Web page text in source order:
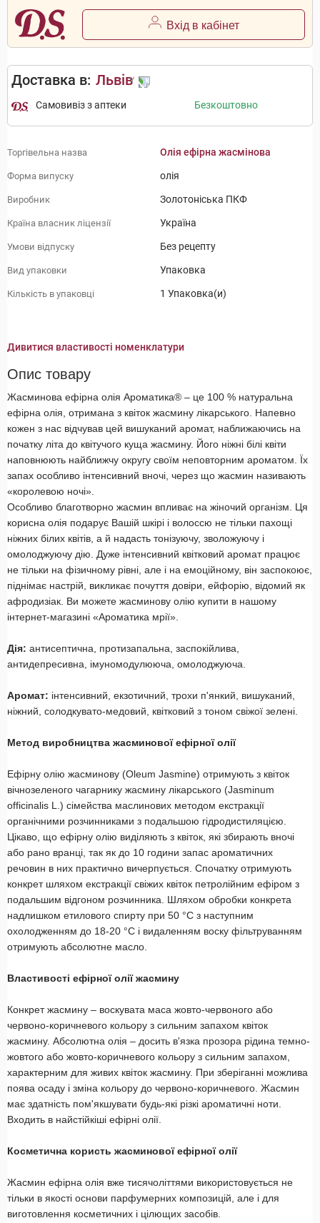
Вхід в кабінет
Доставка в: Львів
Самовивіз з аптеки Безкоштовно
Торгівельна назва Олія ефірна жасмінова
Форма випуску олія
Виробник Золотоніська ПКФ
Країна власник ліцензії Україна
Умови відпуску Без рецепту
Вид упаковки Упаковка
Кількість в упаковці 1 Упаковка(и)
Дивитися властивості номенклатури
Опис товару
Жасминова ефірна олія Ароматика® – це 100 % натуральна
ефірна олія, отримана з квіток жасмину лікарського. Напевно
кожен з нас відчував цей вишуканий аромат, наближаючись на
початку літа до квітучого куща жасмину. Його ніжні білі квіти
наповнюють найближчу округу своїм неповторним ароматом. Їх
запах особливо інтенсивний вночі, через що жасмин називають
«королевою ночі».
Особливо благотворно жасмин впливає на жіночий організм. Ця
корисна олія подарує Вашій шкірі і волоссю не тільки пахощі
ніжних білих квітів, а й надасть тонізуючу, зволожуючу і
омолоджуючу дію. Дуже інтенсивний квітковий аромат працює
не тільки на фізичному рівні, але і на емоційному, він заспокоює,
піднімає настрій, викликає почуття довіри, ейфорію, відомий як
афродизіак. Ви можете жасминову олію купити в нашому
інтернет-магазині «Ароматика мрії».
Дія: антисептична, протизапальна, заспокійлива,
антидепресивна, імуномодулююча, омолоджуюча.
Аромат: інтенсивний, екзотичний, трохи п'янкий, вишуканий,
ніжний, солодкувато-медовий, квітковий з тоном свіжої зелені.
Метод виробництва жасминової ефірної олії
Ефірну олію жасминову (Oleum Jasmine) отримують з квіток
вічнозеленого чагарнику жасмину лікарського (Jasminum
officinalis L.) сімейства маслинових методом екстракції
органічними розчинниками з подальшою гідродистиляцією.
Цікаво, що ефірну олію виділяють з квіток, які збирають вночі
або рано вранці, так як до 10 години запас ароматичних
речовин в них практично вичерпується. Спочатку отримують
конкрет шляхом екстракції свіжих квіток петролійним ефіром з
подальшим відгоном розчинника. Шляхом обробки конкрета
надлишком етилового спирту при 50 °С з наступним
охолодженням до 18-20 °С і видаленням воску фільтруванням
отримують абсолютне масло.
Властивості ефірної олії жасмину
Конкрет жасмину – воскувата маса жовто-червоного або
червоно-коричневого кольору з сильним запахом квіток
жасмину. Абсолютна олія – досить в'язка прозора рідина темно-
жовтого або жовто-коричневого кольору з сильним запахом,
характерним для живих квіток жасмину. При зберіганні можлива
поява осаду і зміна кольору до червоно-коричневого. Жасмин
має здатність пом'якшувати будь-які різкі ароматичні ноти.
Входить в найстійкіші ефірні олії.
Косметична користь жасминової ефірної олії
Жасмин ефірна олія вже тисячоліттями використовується не
тільки в якості основи парфумерних композицій, але і для
виготовлення косметичних і цілющих засобів.